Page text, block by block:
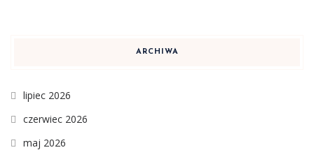
ARCHIWA
lipiec 2026
czerwiec 2026
maj 2026